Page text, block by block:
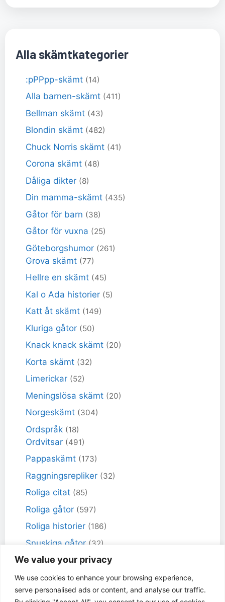
We value your privacy
We use cookies to enhance your browsing experience,
serve personalised ads or content, and analyse our traffic.
Alla skämtkategorier
:pPPpp-skämt (14)
Alla barnen-skämt (411)
Bellman skämt (43)
Blondin skämt (482)
Chuck Norris skämt (41)
Corona skämt (48)
Dåliga dikter (8)
Din mamma-skämt (435)
Gåtor för barn (38)
Gåtor för vuxna (25)
Göteborgshumor (261)
Grova skämt (77)
Hellre en skämt (45)
Kal o Ada historier (5)
Katt åt skämt (149)
Kluriga gåtor (50)
Knack knack skämt (20)
Korta skämt (32)
Limerickar (52)
Meningslösa skämt (20)
Norgeskämt (304)
Ordspråk (18)
Ordvitsar (491)
Pappaskämt (173)
Raggningsrepliker (32)
Roliga citat (85)
Roliga gåtor (597)
Roliga historier (186)
Snuskiga gåtor (32)
Snuskiga skämt(98)
Sportskämt (18)
Torra skämt (461)